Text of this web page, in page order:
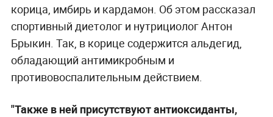
корица, имбирь и кардамон. Об этом рассказал
спортивный диетолог и нутрициолог Антон
Брыкин. Так, в корице содержится альдегид,
обладающий антимикробным и
противовоспалительным действием.
"Также в ней присутствуют антиоксиданты,